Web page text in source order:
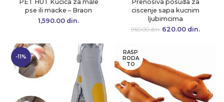
PET HUT Kucica za male
pse ili macke – Braon
1,590.00 din.
Prenosiva posuda za
ciscenje sapa kucnim
ljubimcima
950.00din. Originalna cena
620.00 din.
-11%
RASP
RODA
TO